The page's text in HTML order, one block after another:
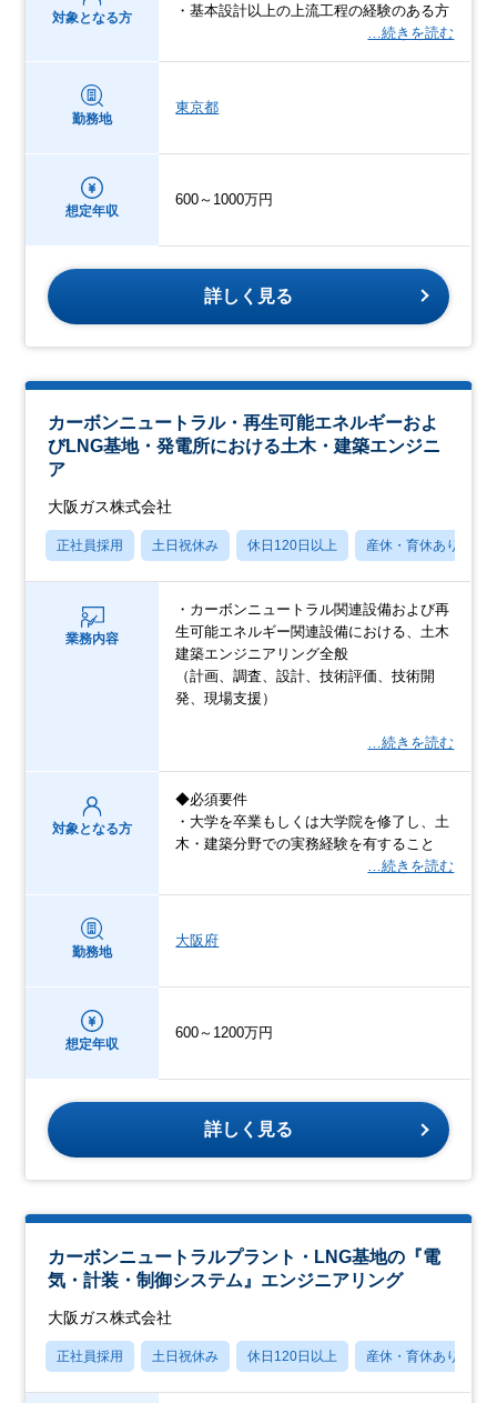
対象となる方
・基本設計以上の上流工程の経験のある方
…続きを読む
勤務地
東京都
想定年収
600～1000万円
詳しく見る
カーボンニュートラル・再生可能エネルギーおよ
びLNG基地・発電所における土木・建築エンジニ
ア
大阪ガス株式会社
正社員採用 土日祝休み 休日120日以上 産休・育休あり
業務内容
・カーボンニュートラル関連設備および再
生可能エネルギー関連設備における、土木
建築エンジニアリング全般
（計画、調査、設計、技術評価、技術開
発、現場支援）
…続きを読む
対象となる方
◆必須要件
・大学を卒業もしくは大学院を修了し、土
木・建築分野での実務経験を有すること
…続きを読む
勤務地
大阪府
想定年収
600～1200万円
詳しく見る
カーボンニュートラルプラント・LNG基地の『電
気・計装・制御システム』エンジニアリング
大阪ガス株式会社
正社員採用 土日祝休み 休日120日以上 産休・育休あり